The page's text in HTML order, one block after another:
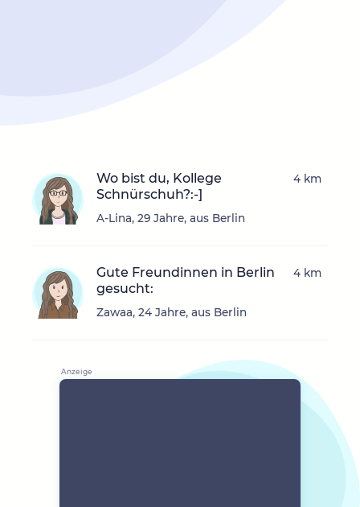
Wo bist du, Kollege
Schnürschuh?:-]
A-Lina, 29 Jahre, aus Berlin
4 km
Gute Freundinnen in Berlin
gesucht:
Zawaa, 24 Jahre, aus Berlin
4 km